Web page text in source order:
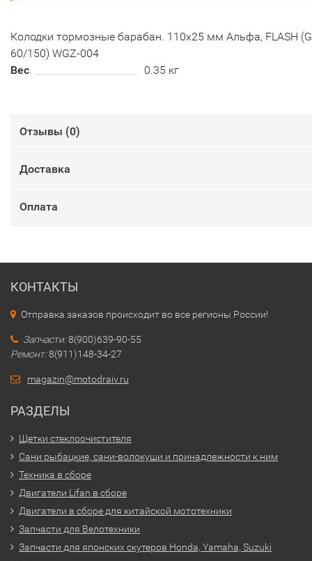
Колодки тормозные барабан. 110х25 мм Альфа, FLASH
60/150) WGZ-004
Вес
0.35 кг
Отзывы (0)
Доставка
Оплата
КОНТАКТЫ
Отправка заказов происходит во все регионы России!
Запчасти:8(900)639-90-55
Ремонт:8(911)148-34-27
magazin@motodraiv.ru
РАЗДЕЛЫ
Щетки стеклоочистителя
Сани рыбацкие, сани-волокуши и принадлежности к ним
Техника в сборе
Двигатели Lifan в сборе
Двигатели в сборе для китайской мототехники
Запчасти для Велотехники
Запчасти для японских скутеров Honda, Yamaha, Suzuki